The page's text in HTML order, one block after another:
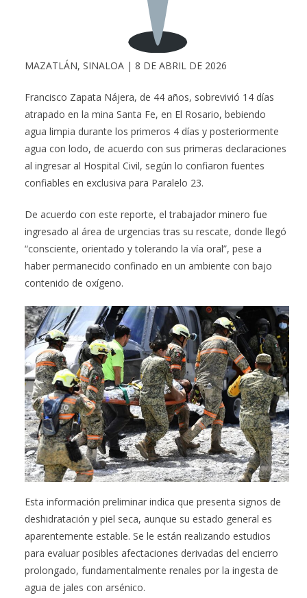
MAZATLÁN, SINALOA | 8 DE ABRIL DE 2026
Francisco Zapata Nájera, de 44 años, sobrevivió 14 días
atrapado en la mina Santa Fe, en El Rosario, bebiendo
agua limpia durante los primeros 4 días y posteriormente
agua con lodo, de acuerdo con sus primeras declaraciones
al ingresar al Hospital Civil, según lo confiaron fuentes
confiables en exclusiva para Paralelo 23.
De acuerdo con este reporte, el trabajador minero fue
ingresado al área de urgencias tras su rescate, donde llegó
“consciente, orientado y tolerando la vía oral”, pese a
haber permanecido confinado en un ambiente con bajo
contenido de oxígeno.
Esta información preliminar indica que presenta signos de
deshidratación y piel seca, aunque su estado general es
aparentemente estable. Se le están realizando estudios
para evaluar posibles afectaciones derivadas del encierro
prolongado, fundamentalmente renales por la ingesta de
agua de jales con arsénico.